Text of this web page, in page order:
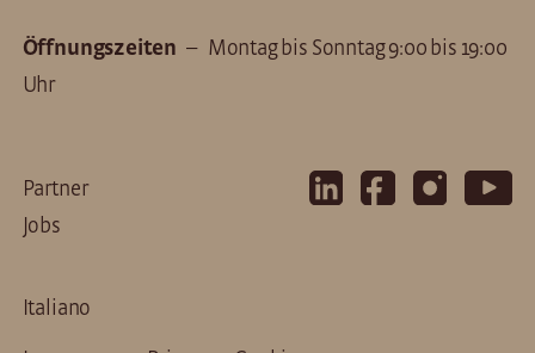
Öffnungszeiten – Montag bis Sonntag 9:00 bis 19:00
Uhr
Partner
Jobs
Italiano